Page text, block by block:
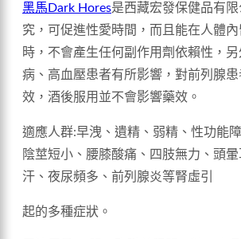
黑馬 Dark Hores是西藏宏發保健品有
究，可促進性愛時間，而且能在人體
時，不會產生任何副作用劑依賴性，
病、高血壓患者有所影響，對前列腺
效，酒後服用並不會影響藥效。
適應人群:早洩、遺精、弱精、性功能
陰莖短小、腰膝酸痛、四肢無力、頭
汗、夜尿頻多、前列腺炎等腎虛引
起的多種症狀。